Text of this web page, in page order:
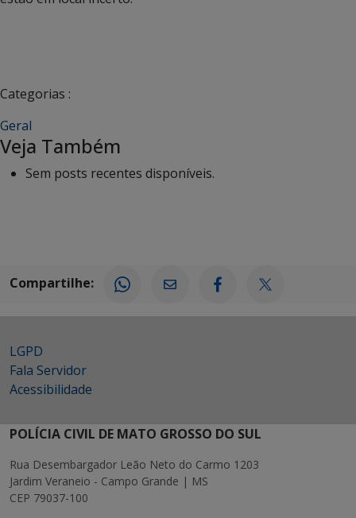
Categorias :
Geral
Veja Também
Sem posts recentes disponíveis.
Compartilhe:
LGPD
Fala Servidor
Acessibilidade
POLÍCIA CIVIL DE MATO GROSSO DO SUL
Rua Desembargador Leão Neto do Carmo 1203
Jardim Veraneio - Campo Grande | MS
CEP 79037-100